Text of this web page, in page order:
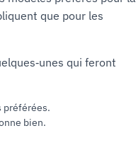
que pour les
qui feront
préférées.
bien.